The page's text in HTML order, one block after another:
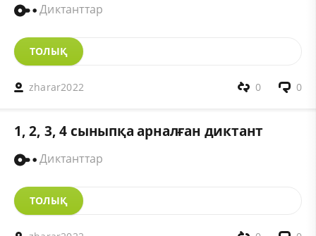
Диктанттар
ТОЛЫҚ
zharar2022 0
0
1, 2, 3, 4 сыныпқа арналған диктант
Диктанттар
ТОЛЫҚ